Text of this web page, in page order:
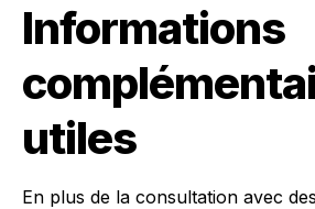
Informations
utiles
En plus de la consultation avec